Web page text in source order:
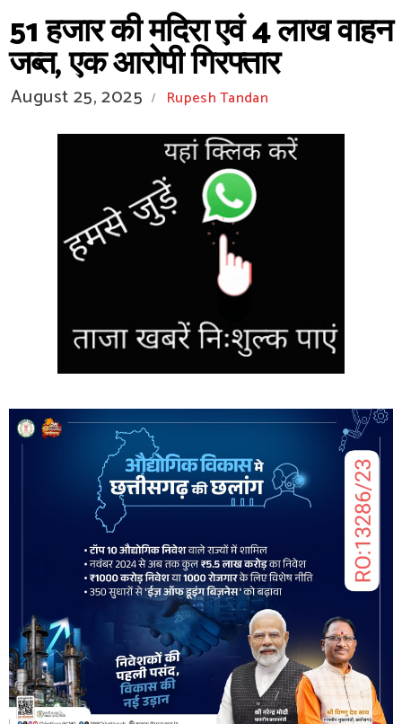
51 हजार की मदिरा एवं 4 लाख वाहन
जब्त, एक आरोपी गिरफ्तार
August 25, 2025 / Rupesh Tandan